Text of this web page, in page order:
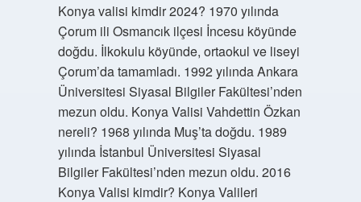
Konya valisi kimdir 2024? 1970 yılında
Çorum ili Osmancık ilçesi İncesu köyünde
doğdu. İlkokulu köyünde, ortaokul ve liseyi
Çorum’da tamamladı. 1992 yılında Ankara
Üniversitesi Siyasal Bilgiler Fakültesi’nden
mezun oldu. Konya Valisi Vahdettin Özkan
nereli? 1968 yılında Muş’ta doğdu. 1989
yılında İstanbul Üniversitesi Siyasal
Bilgiler Fakültesi’nden mezun oldu. 2016
Konya Valisi kimdir? Konya Valileri